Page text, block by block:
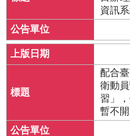
資訊
配合
衛動
習」
暫不